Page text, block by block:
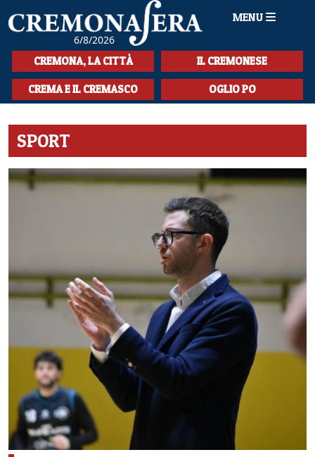
6/8/2026
MENU
HOME
CRONACA
LA MUSICA
CULTURA
SEZIONI
CREMONA, LA CITTÀ IL CREMONESE
CREMA E IL CREMASCO OGLIO PO
SPORT